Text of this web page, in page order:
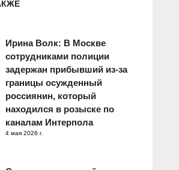
Ирина Волк: В Москве
сотрудниками полиции
задержан прибывший из-за
границы осужденный
россиянин, который
находился в розыске по
каналам Интерпола
4 мая 2026 г.